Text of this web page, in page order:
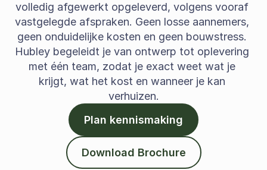
Te koop
Contact
Nieuwbouw
heropbouw
Modelwoning
volledig afgewerkt opgeleverd, volgens vooraf
vastgelegde afspraken. Geen losse aannemers,
geen onduidelijke kosten en geen bouwstress.
Hubley begeleidt je van ontwerp tot oplevering
met één team, zodat je exact weet wat je
krijgt, wat het kost en wanneer je kan
verhuizen.
Plan kennismaking
Download Brochure